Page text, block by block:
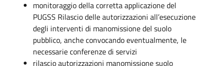
monitoraggio della corretta applicazione del
PUGSS Rilascio delle autorizzazioni all’esecuzione
degli interventi di manomissione del suolo
pubblico, anche convocando eventualmente, le
necessarie conferenze di servizi
rilascio autorizzazioni manomissione suolo